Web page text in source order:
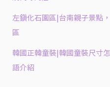
左鎮化石園區|台南親子景點
區
韓國正韓童裝|韓國童裝尺寸
語介紹